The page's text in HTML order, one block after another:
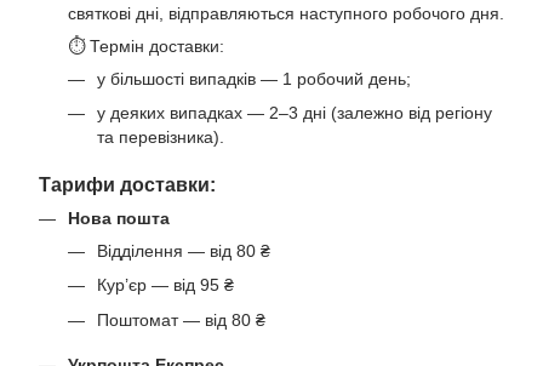
святкові дні, відправляються наступного робочого дня.
⏱ Термін доставки:
у більшості випадків — 1 робочий день;
у деяких випадках — 2–3 дні (залежно від регіону
та перевізника).
Тарифи доставки:
Нова пошта
Відділення — від 80 ₴
Кур’єр — від 95 ₴
Поштомат — від 80 ₴